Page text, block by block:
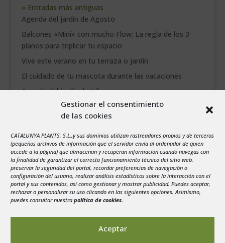
Gestionar el consentimiento
de las cookies
CATALUNYA PLANTS, S.L.,y sus dominios utilizan rastreadores propios y de terceros
(pequeños archivos de información que el servidor envía al ordenador de quien
accede a la página) que almacenan y recuperan información cuando navegas con
la finalidad de garantizar el correcto funcionamiento técnico del sitio web,
preservar la seguridad del portal, recordar preferencias de navegación o
configuración del usuario, realizar análisis estadísticos sobre la interacción con el
portal y sus contenidos, así como gestionar y mostrar publicidad. Puedes aceptar,
rechazar o personalizar su uso clicando en las siguientes opciones. Asimismo,
puedes consultar nuestra política de cookies.
Aceptar
« Entradas más antiguas
Agenda del jardín de Agosto
Balcones «Mini» con mucho Flow: La regla de los 3
planos para triplicar tu espacio
Vive este verano en tu terraza o jardín
El cuidado de tu mascota durante las vacaciones
Agenda del jardín de Julio
agosto 2026
1
2
3
4 5 6 7 8
9
10
11 12 13 14 15
16
17
18 19 20 21 22
23
24
25 26 27
31